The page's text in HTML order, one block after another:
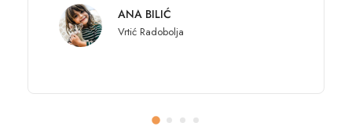
ANA BILIĆ
Vrtić Radobolja